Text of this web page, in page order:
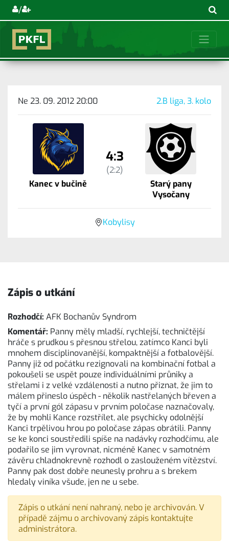
/
Ne 23. 09. 2012 20:00 2.B liga, 3. kolo
Kanec v bučině
4:3
(2:2)
Starý pany
Vysočany
Kobylisy
Zápis o utkání
Rozhodčí: AFK Bochanův Syndrom
Komentář: Panny měly mladší, rychlejší, techničtější
hráče s prudkou s přesnou střelou, zatímco Kanci byli
mnohem disciplinovanější, kompaktnější a fotbalovější.
Panny již od počátku rezignovali na kombinační fotbal a
pokoušeli se uspět pouze individuálními průniky a
střelami i z velké vzdálenosti a nutno přiznat, že jim to
málem přineslo úspěch - několik nastřelaných břeven a
tyčí a první gól zápasu v prvním poločase naznačovaly,
že by mohli Kance rozstřílet, ale psychicky odolnější
Kanci trpělivou hrou po poločase zápas obrátili. Panny
se ke konci soustředili spíše na nadávky rozhodčímu, ale
podařilo se jim vyrovnat, nicméně Kanec v samotném
závěru chladnokrevně rozhodl o zaslouženém vítězství.
Panny pak dost dobře neunesly prohru a s brekem
hledaly viníka všude, jen ne u sebe.
Zápis o utkání není nahraný, nebo je archivován. V
případě zájmu o archivovaný zápis kontaktujte
administrátora.